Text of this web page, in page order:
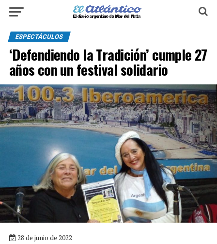
ESPECTÁCULOS
‘Defendiendo la Tradición’ cumple 27
años con un festival solidario
28 de junio de 2022